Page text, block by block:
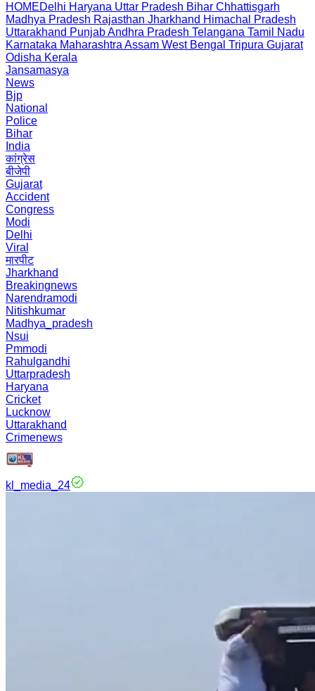
HOMEDelhi Haryana Uttar Pradesh Bihar Chhattisgarh
Madhya Pradesh Rajasthan Jharkhand Himachal Pradesh
Uttarakhand PunjabAndhra Pradesh Telangana Tamil Nadu
Karnataka Maharashtra Assam West Bengal Tripura Gujarat
Odisha Kerala
Jansamasya
News
Bjp
National
Police
Bihar
India
कांग्रेस
बीजेपी
Gujarat
Accident
Congress
Modi
Delhi
Viral
मारपीट
Jharkhand
Breakingnews
Narendramodi
Nitishkumar
Madhya_pradesh
Nsui
Pmmodi
Rahulgandhi
Uttarpradesh
Haryana
Cricket
Lucknow
Uttarakhand
Crimenews
kl_media_24